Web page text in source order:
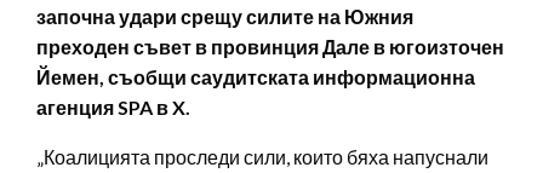
започна удари срещу силите на Южния
преходен съвет в провинция Дале в югоизточен
Йемен, съобщи саудитската информационна
агенция SPA в X.
„Коалицията проследи сили, които бяха напуснали